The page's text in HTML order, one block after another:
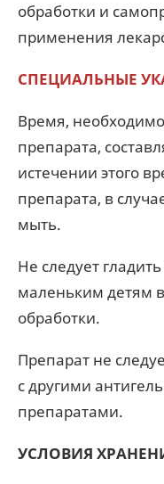
обработки и
применения
СПЕЦИАЛЬНЫЕ
Время,
препарата,
истечении этого
препарата, в
мыть.
Не следует
маленьким детям
обработки.
Препарат не
с другими
препаратами.
УСЛОВИЯ